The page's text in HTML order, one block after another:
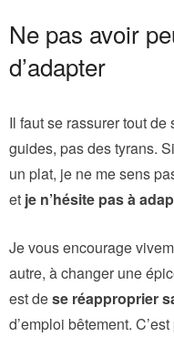
Ne pas avoir
d’adapter
Il faut se rassurer tout
guides, pas des tyrans.
un plat, je ne me sens
et je n’hésite pas à
Je vous encourage
autre, à changer une
est dese réapproprier
d’emploi bêtement.